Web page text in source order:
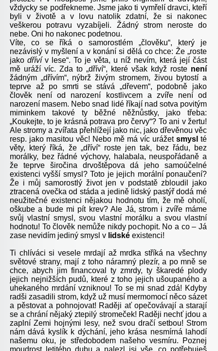
vždycky se podřekneme. Jsme jako ti vymřelí dravci, kteří
byli v životě a v lovu natolik zdatní, že si nakonec
veškerou potravu vyzabíjeli. Žádný strom neroste do
nebe. Oni ho nakonec podetnou.
Víte, co se říká o samorostlém „člověku“, který je
nezávislý v myšlení a v konání si dělá co chce: Že „roste
jako dříví v lese“. To je věta, u níž nevím, která její část
mě uráží víc. Zda to „dříví“, které však když roste není
žádným „dřívím“, nýbrž živým stromem, živou bytostí a
teprve až po smrti se stává „dřevem“, podobně jako
člověk není od narození kostlivcem a zvíře není od
narození masem. Nebo snad lidé říkají nad sotva povitým
miminkem takové ty běžné něžnůstky, jako třeba:
„Koukejte, to je krásná potrava pro červy“? To ani v žertu!
Ale stromy a zvířata přehlížejí jako nic, jako dřevěnou věc
resp. jako masitou věc! Nebo mě má víc urážet smysl té
věty, který říká, že „dříví“ roste jen tak, bez řádu, bez
morálky, bez řádné výchovy, halabala, neuspořádaně a
že teprve širočina drvoštěpova dá jeho samoúčelné
existenci vyšší smysl? Toto je jejich morální ponaučení?
Že i můj samorostlý život jen v podstatě zbloudil jako
ztracená ovečka od stáda a jedině lidský pastýř dodá mé
neužitečné existenci nějakou hodnotu tím, že mě oholí,
oškube a bude mi pít krev? Ale Já, strom i zvíře máme
svůj vlastní smysl, svou vlastní morálku a svou vlastní
hodnotu! To člověk nemůže nikdy pochopit. No a co – Já
zase nevidím jediný smysl v lidské existenci!
Ti chlíváci si vesele mrdají až mrdka stříká na všechny
světové strany, mají z toho náramný plezír, a po mně se
chce, abych jim financoval ty zmrdy, ty škaredé plody
jejich nejnižších pudů, které z toho jejich ušoupaného a
uhekaného mrdání vzniknou! To se mi snad zdá! Kdyby
radši zasadili strom, když už musí mermomocí něco sázet
a pěstovat a pohnojovat! Raději ať opečovávají a starají
se a chrání nějaký ztepilý stromeček! Raději nechť jdou a
zaplní Zemi hojnými lesy, než svou dračí setbou! Strom
nám dává kyslík k dýchání, jeho krása nesmírná lahodí
našemu oku, je středobodem našeho vesmíru. Poznej
moudrost letitého dubu a nalezl jsi vše, co potřebuješ